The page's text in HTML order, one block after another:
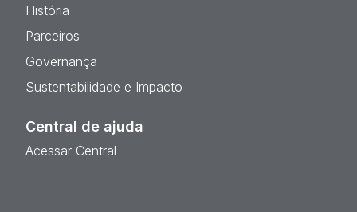
História
Parceiros
Governança
Sustentabilidade e Impacto
Central de ajuda
Acessar Central